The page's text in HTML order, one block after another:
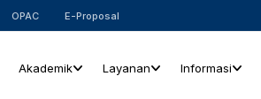
OPAC E-Proposal
Akademik Layanan Informasi